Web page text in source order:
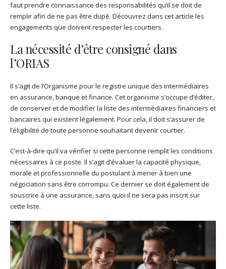
faut prendre connaissance des responsabilités qu’il se doit de
remplir afin de ne pas être dupé. Découvrez dans cet article les
engagements que doivent respecter les courtiers.
La nécessité d’être consigné dans
l’ORIAS
Il s’agit de l’Organisme pour le registre unique des intermédiaires
en assurance, banque et finance. Cet organisme s’occupe d’éditer,
de conserver et de modifier la liste des intermédiaires financiers et
bancaires qui existent légalement. Pour cela, il doit s’assurer de
l’éligibilité de toute personne souhaitant devenir courtier.
C’est-à-dire qu’il va vérifier si cette personne remplit les conditions
nécessaires à ce poste. Il s’agit d’évaluer la capacité physique,
morale et professionnelle du postulant à mener à bien une
négociation sans être corrompu. Ce dernier se doit également de
souscrire à une assurance, sans quoi il ne sera pas inscrit sur
cette liste.